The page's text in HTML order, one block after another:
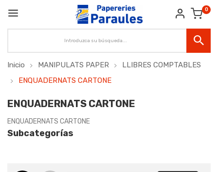
0
Inicio MANIPULATS PAPER
LLIBRES COMPTABLES
ENQUADERNATS CARTONE
ENQUADERNATS CARTONE
ENQUADERNATS CARTONE
Subcategorías